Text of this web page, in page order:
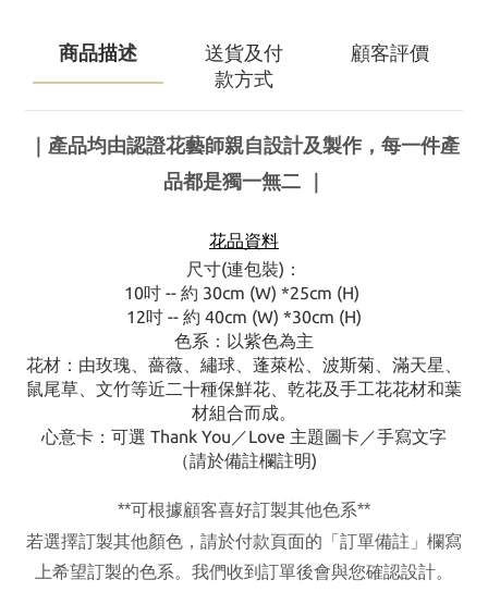
商品描述
送貨及付
款方式
顧客評價
｜產品均由認證花藝師親自設計及製作，每一件產
品都是獨一無二
花品資料
尺寸(連包裝)：
10吋 -- 約 30cm (W) *25cm (H)
12吋 -- 約 40cm (W) *30cm (H)
色系：以紫色為主
花材：由玫瑰、薔薇、繡球、蓬萊松、波斯菊、滿天星、
鼠尾草、文竹等近二十種保鮮花 、乾花及手工花花材和葉
材組合而成。
心意卡：可選 Thank You／Love 主題圖卡／手寫文字
（請於備註欄註明)
**可根據顧客喜好訂製其他色系**
若選擇訂製其他顏色，請於付款頁面的「訂單備註」欄寫
上希望訂製的色系。我們收到訂單後會與您確認設計。